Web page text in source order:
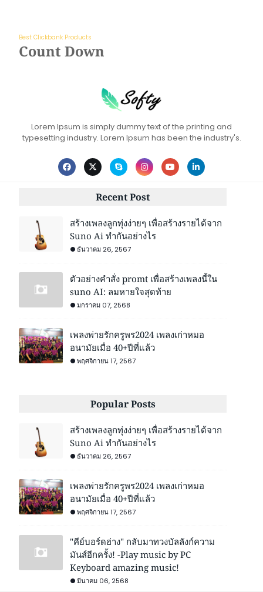
Best Clickbank Products
Count Down
Lorem Ipsum is simply dummy text of the printing and
typesetting industry. Lorem Ipsum has been the industry's.
Recent Post
สร้างเพลงลูกทุ่งง่ายๆ เพื่อสร้างรายได้จาก
Suno Ai ทำกันอย่างไร
ธันวาคม 26, 2567
ตัวอย่างคำสั่ง promt เพื่อสร้างเพลงนี้ใน
suno AI: ลมหายใจสุดท้าย
มกราคม 07, 2568
เพลงพ่ายรักครูพร2024 เพลงเก่าหมอ
อนามัยเมื่อ 40+ปีที่แล้ว
พฤศจิกายน 17, 2567
Popular Posts
สร้างเพลงลูกทุ่งง่ายๆ เพื่อสร้างรายได้จาก
Suno Ai ทำกันอย่างไร
ธันวาคม 26, 2567
เพลงพ่ายรักครูพร2024 เพลงเก่าหมอ
อนามัยเมื่อ 40+ปีที่แล้ว
พฤศจิกายน 17, 2567
"คีย์บอร์ดฮ่าง" กลับมาทวงบัลลังก์ความ
มันส์อีกครั้ง! -Play music by PC
Keyboard amazing music!
มีนาคม 06, 2568